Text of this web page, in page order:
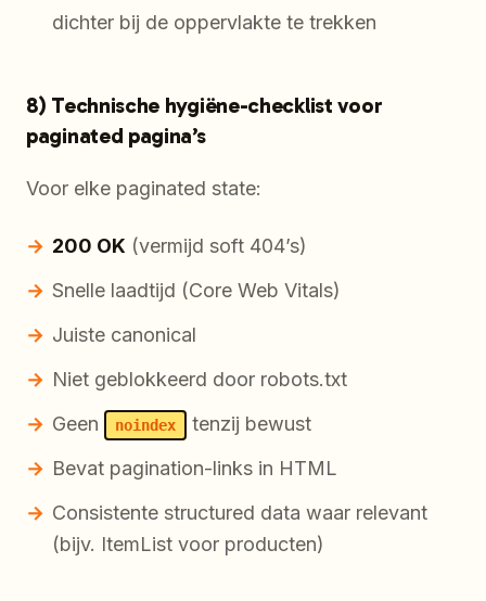
dichter bij de oppervlakte te trekken
8) Technische hygiëne-checklist voor
paginated pagina’s
Voor elke paginated state:
200 OK (vermijd soft 404’s)
Snelle laadtijd (Core Web Vitals)
Juiste canonical
Niet geblokkeerd door robots.txt
Geen
noindex
tenzij bewust
Bevat pagination-links in HTML
Consistente structured data waar relevant
(bijv. ItemList voor producten)